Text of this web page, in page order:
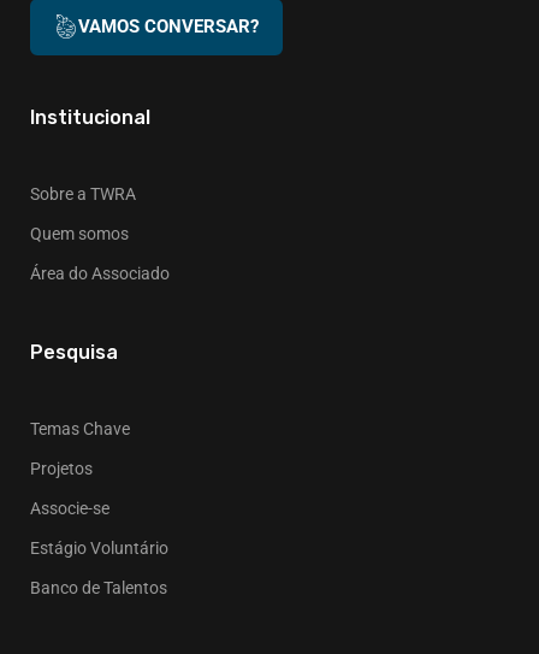
VAMOS CONVERSAR?
Institucional
Sobre a TWRA
Quem somos
Área do Associado
Pesquisa
Temas Chave
Projetos
Associe-se
Estágio Voluntário
Banco de Talentos